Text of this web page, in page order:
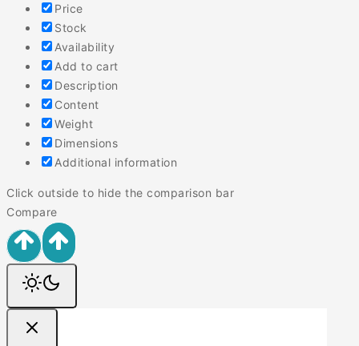
Price
Stock
Availability
Add to cart
Description
Content
Weight
Dimensions
Additional information
Click outside to hide the comparison bar
Compare